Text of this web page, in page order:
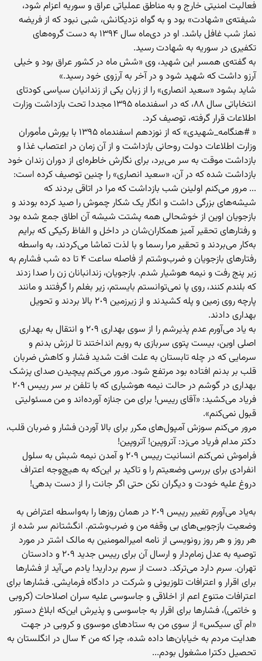
فعالیت امنیتی خارج و به مناطق عملیاتی عراق و سوریه اعزام شود،
شیفته‌ی «شهادت» بود و به گواه نزدیکانش، شبی نبود که از فریضه
نماز شب غافل باشد. او در دی‌ماه سال ۱۳۹۴ به دست گروه‌های
تکفیری در سوریه به شهادت رسید.
به گفته‌ی همسر این شهید، وی «شش ماه در کشور عراق بود و خیلی
آرزو داشت که شهید شود و در آخر به آرزوی خود رسید.»
شاید بشود «سعید انصاری» را از زبان یکی از زندانیان سیاسی کودتای
انتخاباتی سال ۸۸، که در اسفندماه ۱۳۹۵ مجددا تحت بازداشت وزارت
اطلاعات قرار گرفته، توصیف کرد.
« #هنگامه_شهیدی» که از نوزدهم اسفندماه ۱۳۹۵ با یورش مأموران
وزارت اطلاعات دولت روحانی بازداشت و از آن زمان در اعتصاب غذا و
بازداشت موقت به سر می‌برد، برای نگارش خاطره‌ای از دوران زندان خود
بازداشت شده که در آن، «سعید انصاری» را چنین توصیف کرده است:
... مرور می‌کنم اولینن شب بازداشت که مرا در اتاقی بردند که
شیشه‌های بزرگی داشت و انگار یک شکار چموش را صید کرده بودند و
بازجویان اوین از خوشحالی همه پشتت شیشه آن اطاق جمع شده بود
و رفتارهای تحقیر آمیز همکاران‌شان در داخل و الفاظ رکیکی که برایم
به‌کار می‌بردند و تحقیر مرا رسما و با لذت تماشا می‌کردند، به واسطه
رفتارهای بازجویان و ضرب‌وشتم از فاصله ساعت ۴ تا ده شب فشارم به
زیر پنج رفت و نیمه هوشیار شدم. بازجویان، زندانبانان زن را صدا زدند
که بلندم کنند، روی پا نمی‌توانستم بایستم، زیر بغلم را گرفتند و مانند
پارچه روی زمین و پله کشیدند و از زیرزمین ٢٠٩ بالا بردند و تحویل
بهداری دادند.
به یاد می‌آورم عدم پذیرشم را از سوی بهداری ٢٠٩ و انتقال به بهداری
اصلی اوین، بیست پتوی سربازی به رویم انداختند تا لرزش بدنم و
سرمایی که در چله تابستان به علت افت شدید فشار و کاهش ضربان
قلب بر بدنم افتاده بود مرتفع شود. مرور می‌کنم پیچیدن صدای پزشک
بهداری در گوشم در حالت نیمه هوشیاری که با تلفن بر سر رییس ٢٠٩
فریاد می‌کشید: «آقای رییس! برای من جنازه آورده‌اند و من مسئولیتی
قبول نمی‌کنم».
مرور می‌کنم سوزش آمپول‌های مکرر برای بالا آوردن فشار و ضربان قلب،
دکتر مدام فریاد می‌زد: آتروپین! آتروپین!
فراموش نمی‌کنم انسانیت رییس ٢٠٩ و آمدن نیمه شبش به سلول
انفرادی برای بررسی وضعیتم را و تاکید بر این‌که به هیچ‌وجه اعتراف
دروغ علیه خودت و دیگران نکن حتی اگر جانت را از دست بدهی!
به‌یاد می‌آورم تغییر رییس ٢٠٩ در همان روزها را به‌واسطه اعتراض به
وضعیت بازجویی‌های بی وقفه من و ضرب‌وشتم. انگشتانم سر شده از
هر روز و هر روز رونویسی از نامه امیرالمومنین به مالک اشتر در مورد
توصیه به عدل زمام‌دار و ارسال آن برای رییس جدید ٢٠٩ و دادستان
تهران. سرم دارد می‌ترکد. دست از سرم بردارید! یادم می‌آید از فشارها
برای اقرار و اعترافات تلوزیونی و شرکت در دادگاه فرمایشی. فشارها برای
اعترافات متنوع اعم از اخلاقی و جاسوسی علیه سران اصلاحات (کروبی
و خاتمی)، فشارها برای اقرار به جاسوسی و پذیرش این‌که ابلاغ دستور
«ام آی سیکس» از سوی من به ستادهای موسوی و کروبی در جهت
هدایت مردم به خیابان‌ها داده شده، چرا که من ۴ سال در انگلستان به
تحصیل دکترا مشغول بودم...